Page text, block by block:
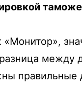
между
правильные